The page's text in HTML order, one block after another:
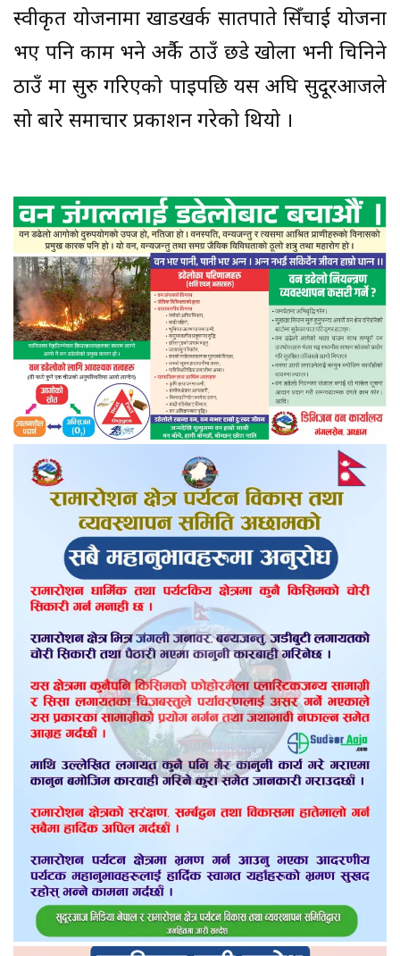
स्वीकृत योजनामा खाडखर्क सातपाते सिँचाई योजना
भए पनि काम भने अर्कै ठाउँ छडे खोला भनी चिनिने
ठाउँ मा सुरु गरिएको पाइपछि यस अघि सुदूरआजले
सो बारे समाचार प्रकाशन गरेको थियो ।